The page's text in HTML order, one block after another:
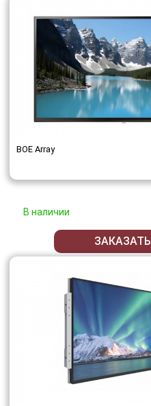
BOE Array
В наличии
ЗАКАЗАТЬ